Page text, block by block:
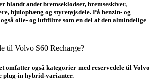
blandt andet bremseklodser, bremseskiver,
hjulophæng og styretøjsdele. På benzin- og
olie- og luftfiltre som en del af den almindelige
til Volvo S60 Recharge?
omfatter også kategorier med reservedele til Volvo
plug-in hybrid-varianter.